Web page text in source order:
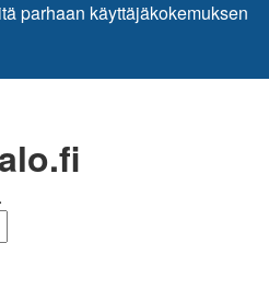
parhaan käyttäjäkokemuksen